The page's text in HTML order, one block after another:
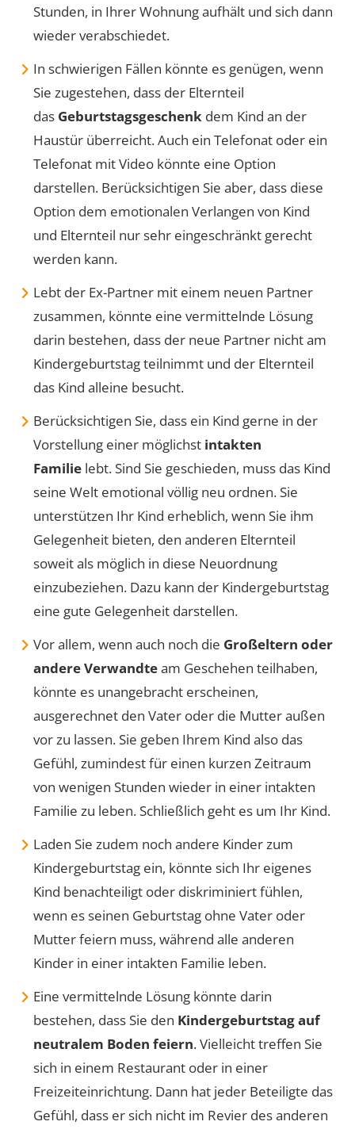
Stunden, in Ihrer Wohnung aufhält und sich dann
wieder verabschiedet.
In schwierigen Fällen könnte es genügen, wenn
Sie zugestehen, dass der Elternteil
das Geburtstagsgeschenk dem Kind an der
Haustür überreicht. Auch ein Telefonat oder ein
Telefonat mit Video könnte eine Option
darstellen. Berücksichtigen Sie aber, dass diese
Option dem emotionalen Verlangen von Kind
und Elternteil nur sehr eingeschränkt gerecht
werden kann.
Lebt der Ex-Partner mit einem neuen Partner
zusammen, könnte eine vermittelnde Lösung
darin bestehen, dass der neue Partner nicht am
Kindergeburtstag teilnimmt und der Elternteil
das Kind alleine besucht.
Berücksichtigen Sie, dass ein Kind gerne in der
Vorstellung einer möglichst intakten
Familie lebt. Sind Sie geschieden, muss das Kind
seine Welt emotional völlig neu ordnen. Sie
unterstützen Ihr Kind erheblich, wenn Sie ihm
Gelegenheit bieten, den anderen Elternteil
soweit als möglich in diese Neuordnung
einzubeziehen. Dazu kann der Kindergeburtstag
eine gute Gelegenheit darstellen.
Vor allem, wenn auch noch die Großeltern oder
andere Verwandteam Geschehen teilhaben,
könnte es unangebracht erscheinen,
ausgerechnet den Vater oder die Mutter außen
vor zu lassen. Sie geben Ihrem Kind also das
Gefühl, zumindest für einen kurzen Zeitraum
von wenigen Stunden wieder in einer intakten
Familie zu leben. Schließlich geht es um Ihr Kind.
Laden Sie zudem noch andere Kinder zum
Kindergeburtstag ein, könnte sich Ihr eigenes
Kind benachteiligt oder diskriminiert fühlen,
wenn es seinen Geburtstag ohne Vater oder
Mutter feiern muss, während alle anderen
Kinder in einer intakten Familie leben.
Eine vermittelnde Lösung könnte darin
bestehen, dass Sie den Kindergeburtstag auf
neutralem Boden feiern. Vielleicht treffen Sie
sich in einem Restaurant oder in einer
Freizeiteinrichtung. Dann hat jeder Beteiligte das
Gefühl, dass er sich nicht im Revier des anderen